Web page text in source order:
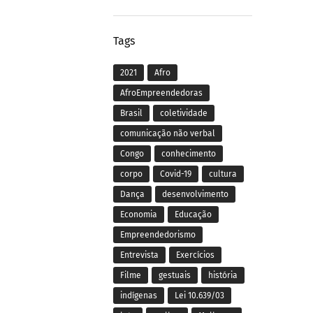
Tags
2021 Afro
AfroEmpreendedoras
Brasil coletividade
comunicação não verbal
Congo conhecimento
corpo Covid-19 cultura
Dança desenvolvimento
Economia Educação
Empreendedorismo
Entrevista Exercícios
Filme gestuais história
indígenas Lei 10.639/03